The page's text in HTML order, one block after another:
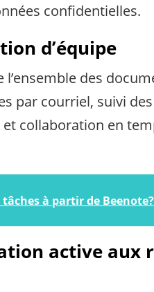
confidentielles.
d’équipe
l’ensemble des
par courriel, suivi
collaboration en
à partir de Beenote?
active aux